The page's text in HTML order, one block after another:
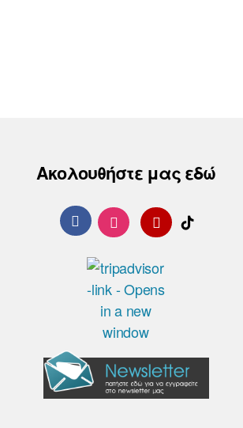
Ακολουθήστε μας εδώ